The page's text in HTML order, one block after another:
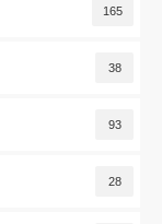
165
38
93
28